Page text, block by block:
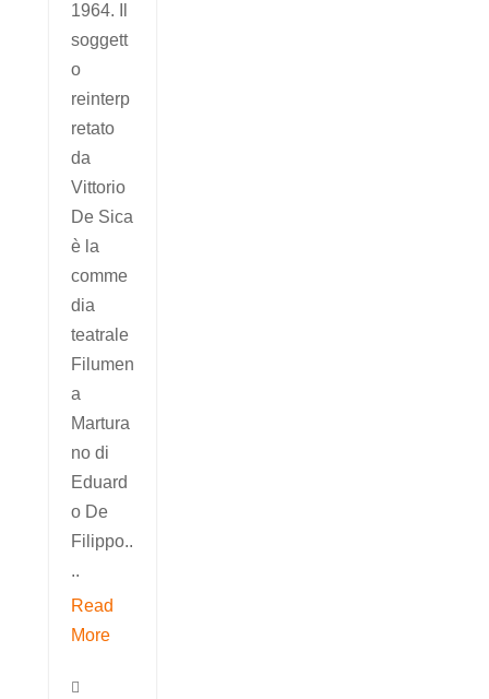
1964. Il
soggett
o
reinterp
retato
da
Vittorio
De Sica
è la
comme
dia
teatrale
Filumen
a
Martura
no di
Eduard
o De
Filippo..
..
Read
More
